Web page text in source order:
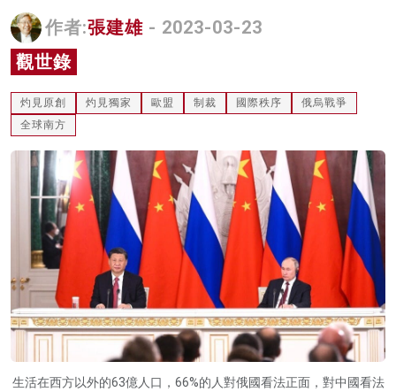
名家榜
灼見活動
作者:張建雄 - 2023-03-23
觀世錄
灼見原創 灼見獨家 歐盟 制裁 國際秩序
俄烏戰爭
全球南方
生活在西方以外的63億人口，66%的人對俄國看法正面，對中國看法